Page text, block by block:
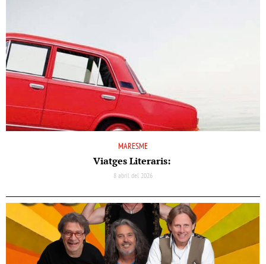
MARESME
Viatges Literaris:
8 abril del 2026